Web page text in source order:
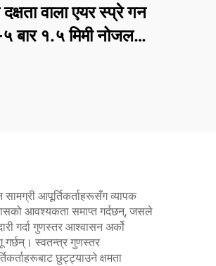
वाला एयर स्प्रे गन
बार १.५ मिमी नोजल
आपूर्तिकर्ताहरूसँग व्यापक
आवश्यकता समाप्त गर्दछन्, जसले
गर्दा गुणस्तर आश्वासन अर्को
गर्छन्। स्वतन्त्र गुणस्तर
छुट्ट्याउने क्षमता